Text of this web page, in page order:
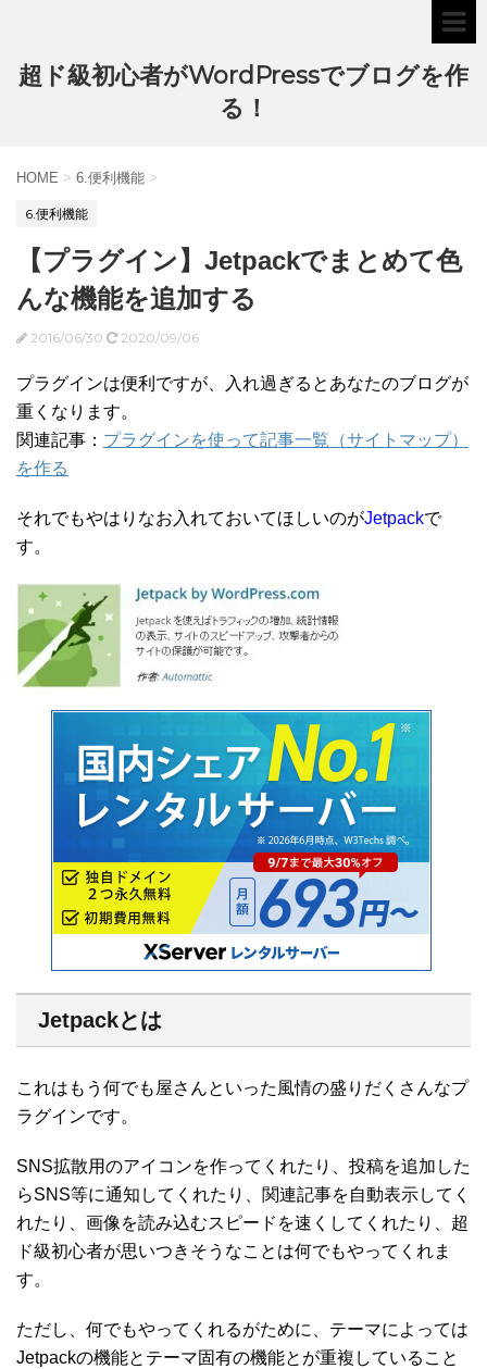
超ド級初心者がWordPressでブログを作
る！
HOME > 6.便利機能 >
6.便利機能
【プラグイン】Jetpackでまとめて色
んな機能を追加する
2016/06/30 2020/09/06
プラグインは便利ですが、入れ過ぎるとあなたのブログが
重くなります。
関連記事： プラグインを使って記事一覧（サイトマップ）
を作る
それでもやはりなお入れておいてほしいのがJetpackで
す。
Jetpackとは
これはもう何でも屋さんといった風情の盛りだくさんなプ
ラグインです。
SNS拡散用のアイコンを作ってくれたり、投稿を追加した
らSNS等に通知してくれたり、関連記事を自動表示してく
れたり、画像を読み込むスピードを速くしてくれたり、超
ド級初心者が思いつきそうなことは何でもやってくれま
す。
ただし、何でもやってくれるがために、テーマによっては
Jetpackの機能とテーマ固有の機能とが重複していること